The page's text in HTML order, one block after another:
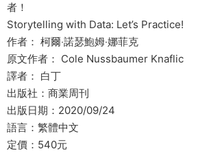
者！
Storytelling with Data: Let’s Practice!
作者： 柯爾‧諾瑟鮑姆‧娜菲克
原文作者： Cole Nussbaumer Knaflic
譯者： 白丁
出版社：商業周刊
出版日期：2020/09/24
語言：繁體中文
定價：540元